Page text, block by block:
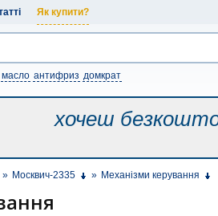
Як купити?
масло антифриз домкрат
хочеш
» Москвич-2335 » Механізми керування